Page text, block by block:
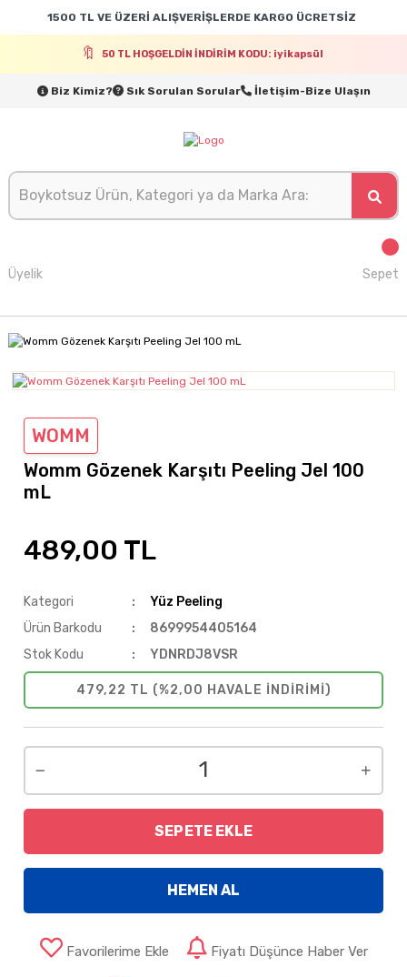
1500 TL VE ÜZERİ ALIŞVERİŞLERDE KARGO ÜCRETSİZ
50 TL HOŞGELDİN İNDİRİM KODU: iyikapsül
Biz Kimiz? Sık Sorulan Sorular İletişim-Bize Ulaşın
Üyelik Sepet
WOMM
Womm Gözenek Karşıtı Peeling Jel 100
mL
489,00 TL
Kategori
Yüz Peeling
Ürün Barkodu
8699954405164
Stok Kodu
YDNRDJ8VSR
479,22 TL (%2,00 HAVALE INDIRIMI)
SEPETE EKLE
HEMEN AL
Favorilerime Ekle Fiyatı Düşünce Haber Ver